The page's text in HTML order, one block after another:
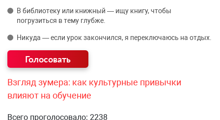
В библиотеку или книжный — ищу книгу, чтобы
погрузиться в тему глубже.
Никуда — если урок закончился, я переключаюсь на отдых.
Взгляд зумера: как культурные привычки
влияют на обучение
Всего проголосовало: 2238